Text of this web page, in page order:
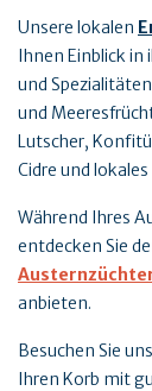
Unsere lokalen
Ihnen Einblick in
und
und
Lutscher,
Cidre und lokales
Während Ihres
entdecken Sie
anbieten.
Besuchen Sie
Ihren Korb mit